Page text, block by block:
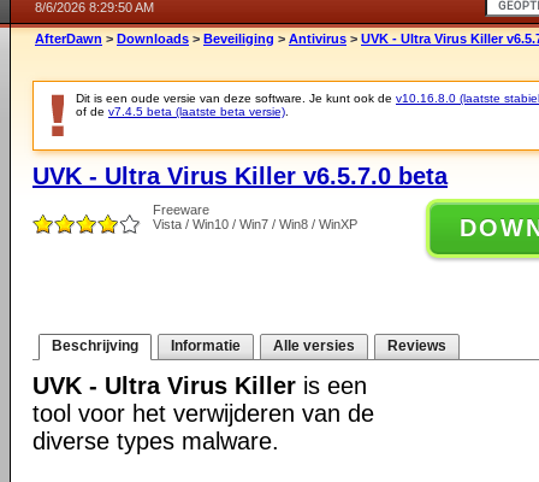
8/6/2026 8:29:50 AM
AfterDawn > Downloads > Beveiliging > Antivirus > UVK - Ultra Virus Killer
Dit is een oude versie van deze software. Je kunt ook de v10.16.8.0 (laatste
of de v7.4.5 beta (laatste beta versie)
UVK - Ultra Virus Killer v6.5.7.0 beta
Freeware
Vista / Win10 / Win7 / Win8 / WinXP
Beschrijving Informatie Alle versies Reviews
UVK - Ultra Virus Killer is een
tool voor het verwijderen van de
diverse types malware.